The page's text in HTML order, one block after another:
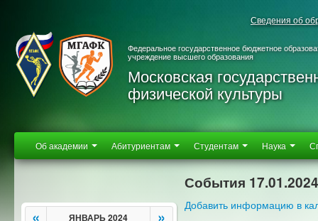
Сведения об
Федеральное государственное бюджетное
учреждение высшего образования
Московская
физической культуры
Об академии Абитуриентам Студентам Наука
« ЯНВАРЬ 2024 »
События 17.01.2024
Добавить информацию в